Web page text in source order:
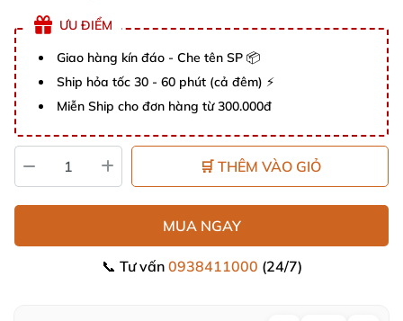
ƯU ĐIỂM
Giao hàng kín đáo - Che tên SP 📦
Ship hỏa tốc 30 - 60 phút (cả đêm) ⚡
Miễn Ship cho đơn hàng từ 300.000đ
🛒 THÊM VÀO GIỎ
MUA NGAY
📞 Tư vấn 0938411000 (24/7)